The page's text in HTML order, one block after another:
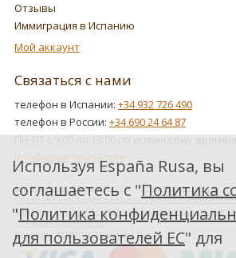
Отзывы
Иммиграция в Испанию
Мой аккаунт
Связаться с нами
телефон в Испании: +34 932 726 490
телефон в России: +34 690 24 64 87
ПН-ПТ с 9:00 по 19:00 по испанскому
info@espanarusa.com
Соглашение пользователя
Политика cookies
Политика конфиденциальности для
Как Google обрабатывает информацию о
от наших партнеров
Copyright ©2007-2026 Espana Rusa
Используя España Rusa, вы
соглашаетесь с "Политика
"Политика
для пользователей ЕС" для